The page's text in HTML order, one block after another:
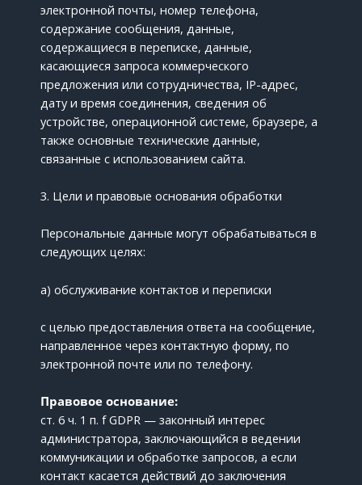
электронной почты, номер телефона,
содержание сообщения, данные,
содержащиеся в переписке, данные,
касающиеся запроса коммерческого
предложения или сотрудничества, IP-адрес,
дату и время соединения, сведения об
устройстве, операционной системе, браузере, а
также основные технические данные,
связанные с использованием сайта.
3. Цели и правовые основания обработки
Персональные данные могут обрабатываться в
следующих целях:
a) обслуживание контактов и переписки
с целью предоставления ответа на сообщение,
направленное через контактную форму, по
электронной почте или по телефону.
Правовое основание:
ст. 6 ч. 1 п. f GDPR — законный интерес
администратора, заключающийся в ведении
коммуникации и обработке запросов, а если
контакт касается действий до заключения